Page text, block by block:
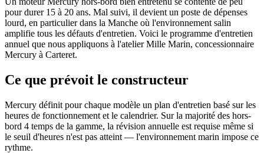
pour durer 15 à 20 ans. Mal suivi, il devient un poste de dépenses
lourd, en particulier dans la Manche où l'environnement salin
amplifie tous les défauts d'entretien. Voici le programme d'entretien
annuel que nous appliquons à l'atelier Mille Marin, concessionnaire
Mercury à Carteret.
Ce que prévoit le constructeur
Mercury définit pour chaque modèle un plan d'entretien basé sur les
heures de fonctionnement et le calendrier. Sur la majorité des hors-
bord 4 temps de la gamme, la révision annuelle est requise même si
le seuil d'heures n'est pas atteint — l'environnement marin impose ce
rythme.